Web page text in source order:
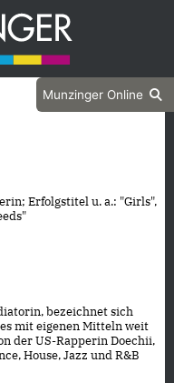
Munzinger Online
Erfolgstitel u. a.: "Girls",
bezeichnet sich
mit eigenen Mitteln weit
der US-Rapperin Doechii,
House, Jazz und R&B